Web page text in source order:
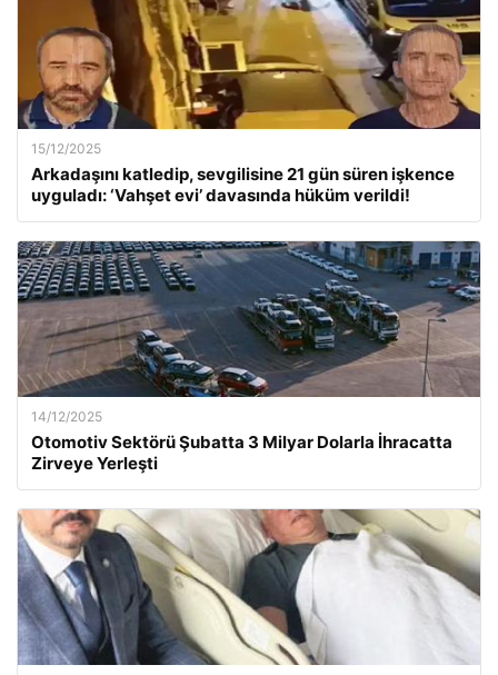
15/12/2025
Arkadaşını katledip, sevgilisine 21 gün süren işkence
uyguladı: ‘Vahşet evi’ davasında hüküm verildi!
14/12/2025
Otomotiv Sektörü Şubatta 3 Milyar Dolarla İhracatta
Zirveye Yerleşti